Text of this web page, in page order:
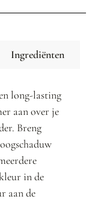
Ingrediënten
long-lasting
aan over je
Breng
in de
aan de